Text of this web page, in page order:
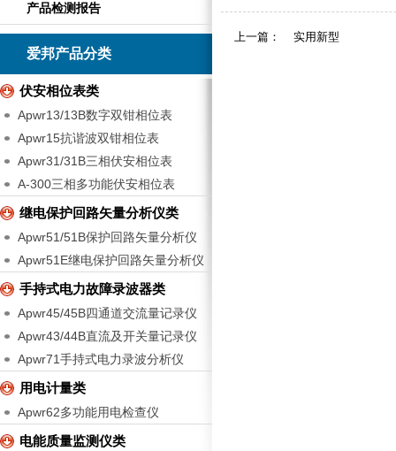
产品检测报告
爱邦产品分类
伏安相位表类
Apwr13/13B数字双钳相位表
Apwr15抗谐波双钳相位表
Apwr31/31B三相伏安相位表
A-300三相多功能伏安相位表
继电保护回路矢量分析仪类
Apwr51/51B保护回路矢量分析仪
Apwr51E继电保护回路矢量分析仪
手持式电力故障录波器类
Apwr45/45B四通道交流量记录仪
Apwr43/44B直流及开关量记录仪
Apwr71手持式电力录波分析仪
用电计量类
Apwr62多功能用电检查仪
电能质量监测仪类
上一篇： 实用新型